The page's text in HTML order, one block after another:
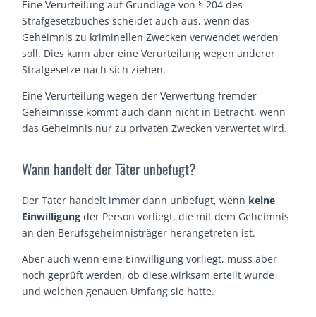
Eine Verurteilung auf Grundlage von § 204 des
Strafgesetzbuches scheidet auch aus, wenn das
Geheimnis zu kriminellen Zwecken verwendet werden
soll. Dies kann aber eine Verurteilung wegen anderer
Strafgesetze nach sich ziehen.
Eine Verurteilung wegen der Verwertung fremder
Geheimnisse kommt auch dann nicht in Betracht, wenn
das Geheimnis nur zu privaten Zwecken verwertet wird.
Wann handelt der Täter unbefugt?
Der Täter handelt immer dann unbefugt, wenn keine
Einwilligung der Person vorliegt, die mit dem Geheimnis
an den Berufsgeheimnisträger herangetreten ist.
Aber auch wenn eine Einwilligung vorliegt, muss aber
noch geprüft werden, ob diese wirksam erteilt wurde
und welchen genauen Umfang sie hatte.